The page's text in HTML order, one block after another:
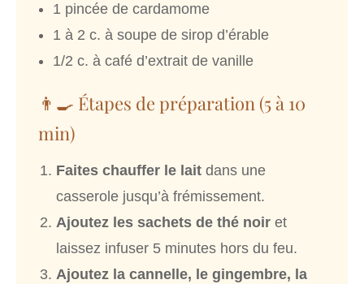
1 pincée de cardamome
1 à 2 c. à soupe de sirop d’érable
1/2 c. à café d’extrait de vanille
👨‍🍳 Étapes de préparation (5 à 10
min)
Faites chauffer le laitdans une
casserole jusqu’à frémissement.
Ajoutez les sachets de thé noiret
laissez infuser 5 minutes hors du feu.
Ajoutez la cannelle, le gingembre, la